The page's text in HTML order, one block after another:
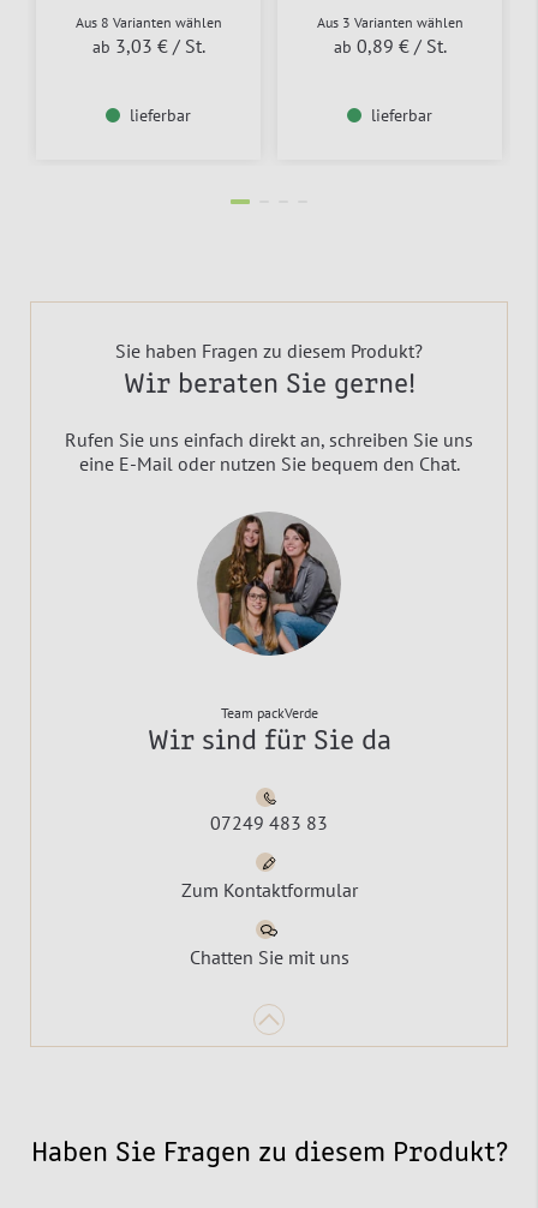
Aus 8 Varianten wählen
ab 3,03 € / St.
lieferbar
Aus 3 Varianten wählen
ab 0,89 € / St.
lieferbar
Sie haben Fragen zu diesem Produkt?
Wir beraten Sie gerne!
Rufen Sie uns einfach direkt an, schreiben Sie uns
eine E-Mail oder nutzen Sie bequem den Chat.
Team packVerde
Wir sind für Sie da
07249 483 83
Zum Kontaktformular
Chatten Sie mit uns
Haben Sie Fragen zu diesem Produkt?